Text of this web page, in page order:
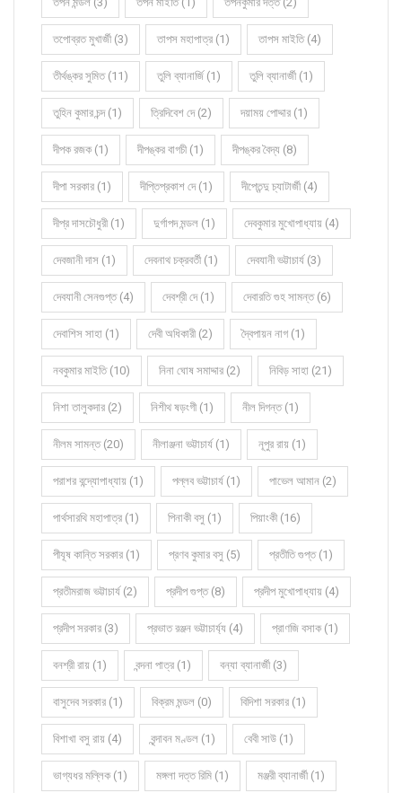
তপোব্রত মুখার্জী (3) তাপস মহাপাত্র (1) তাপস মাইতি (4)
তীর্থঙ্কর সুমিত (11) তুলি ব্যানার্জি (1) তুলি ব্যানার্জী (1)
তুহিন কুমার চন্দ (1) ত্রিদিবেশ দে (2) দয়াময় পোদ্দার (1)
দীপক রজক (1) দীপঙ্কর বাগচী (1) দীপঙ্কর বৈদ্য (8)
দীপা সরকার (1) দীপ্তিপ্রকাশ দে (1) দীপ্তেন্দু চ্যাটার্জী (4)
দীপ্র দাসচৌধুরী (1) দুর্গাপদ মন্ডল (1) দেবকুমার মুখোপাধ্যায় (4)
দেবজানী দাস (1) দেবনাথ চক্রবর্তী (1) দেবযানী ভট্টাচার্য (3)
দেবযানী সেনগুপ্ত (4) দেবশ্রী দে (1) দেবারতি গুহ সামন্ত (6)
দেবাশিস সাহা (1) দেবী অধিকারী (2) দ্বৈপায়ন নাগ (1)
নবকুমার মাইতি (10) নিনা ঘোষ সমাদ্দার (2) নিবিড় সাহা (21)
নিশা তালুকদার (2) নিশীথ ষড়ংগী (1) নীল দিগন্ত (1)
নীলম সামন্ত (20) নীলাঞ্জনা ভট্টাচার্য (1) নূপুর রায় (1)
পরাশর বন্দ্যোপাধ্যায় (1) পল্লব ভট্টাচার্য (1) পাভেল আমান (2)
পার্থসারথি মহাপাত্র (1) পিনাকী বসু (1) পিয়াংকী (16)
পীযূষ কান্তি সরকার (1) প্রণব কুমার বসু (5) প্রতীতি গুপ্ত (1)
প্রতীমরাজ ভট্টাচার্য (2) প্রদীপ গুপ্ত (8) প্রদীপ মুখোপাধ্যায় (4)
প্রদীপ সরকার (3) প্রভাত রঞ্জন ভট্টাচার্য্য (4) প্রাণজি বসাক (1)
বনশ্রী রায় (1) বন্দনা পাত্র (1) বন্যা ব্যানার্জী (3)
বাসুদেব সরকার (1) বিক্রম মন্ডল (0) বিদিশা সরকার (1)
বিশাখা বসু রায় (4) বৃন্দাবন মণ্ডল (1) বেবী সাউ (1)
ভাগ্যধর মল্লিক (1) মঙ্গলা দত্ত রিমি (1) মঞ্জরী ব্যানার্জী (1)